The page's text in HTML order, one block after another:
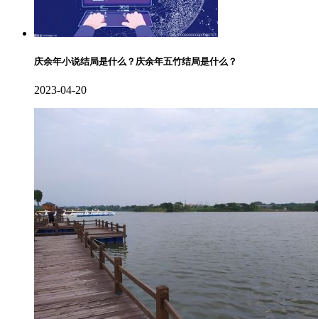
庆余年小说结局是什么？庆余年五竹结局是什么？
2023-04-20